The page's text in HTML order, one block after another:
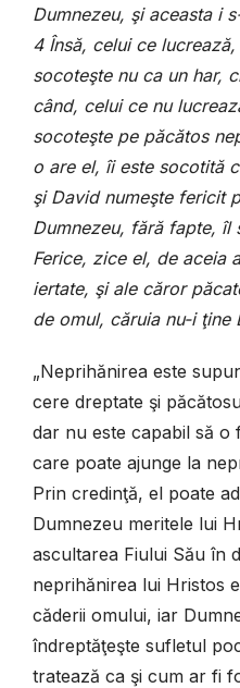
Dumnezeu, şi aceasta i
4 Însă, celui ce
socoteşte nu ca un har,
când, celui ce nu
socoteşte pe păcătos
o are el, îi este socotită
şi David numeşte fericit
Dumnezeu, fără fapte, îl
Ferice, zice el, de aceia
iertate, şi ale căror
de omul, căruia nu-i ţine
„Neprihănirea este
cere dreptate şi
dar nu este capabil să
care poate ajunge la
Prin credinţă, el poate
Dumnezeu meritele lui
ascultarea Fiului Său în
neprihănirea lui Hristos
căderii omului, iar
îndreptăţeşte sufletul
tratează ca şi cum ar fi